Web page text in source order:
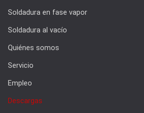
Soldadura en fase vapor
Soldadura al vacío
Quiénes somos
Servicio
Empleo
Descargas